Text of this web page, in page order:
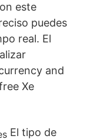
este
puedes
real. El
and
Xe
El tipo de